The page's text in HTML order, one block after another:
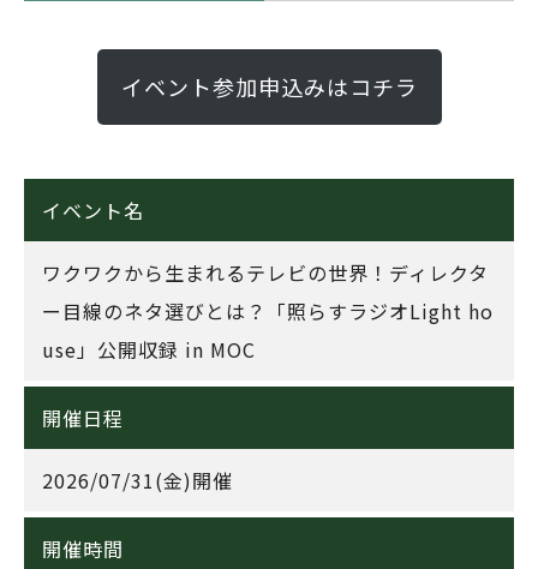
イベント参加申込みはコチラ
イベント名
ワクワクから生まれるテレビの世界！ディレクタ
ー目線のネタ選びとは？「照らすラジオLight ho
use」公開収録 in MOC
開催日程
2026/07/31(金)開催
開催時間